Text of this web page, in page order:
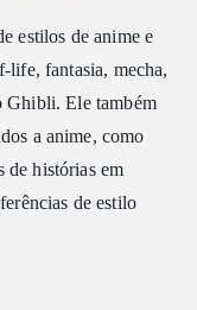
estilos de anime e
life, fantasia, mecha,
Ghibli. Ele também
a anime, como
de histórias em
de estilo